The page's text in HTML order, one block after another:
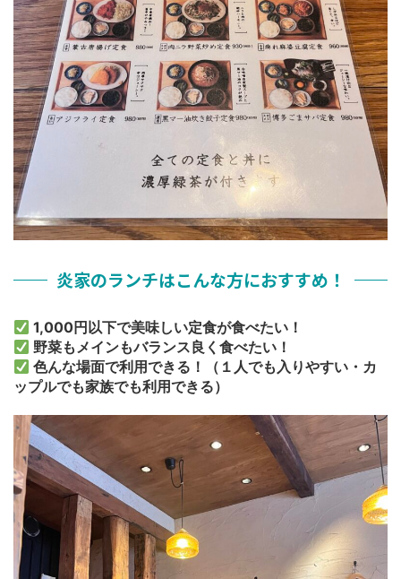
炎家のランチはこんな方におすすめ！
1,000円以下で美味しい定食が食べたい！
野菜もメインもバランス良く食べたい！
色んな場面で利用できる！（１人でも入りやすい・カ
ップルでも家族でも利用できる）